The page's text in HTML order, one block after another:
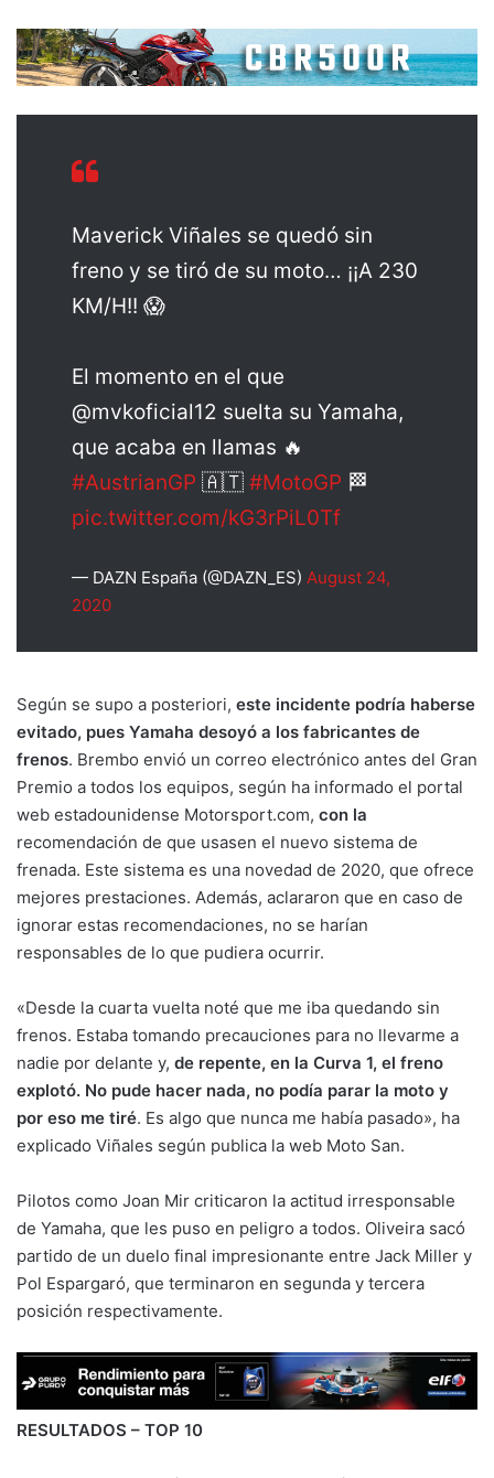
Maverick Viñales se quedó sin
freno y se tiró de su moto… ¡¡A 230
KM/H!! 😱
El momento en el que
@mvkoficial12 suelta su Yamaha,
que acaba en llamas 🔥
#AustrianGP 🇦🇹 #MotoGP 🏁
pic.twitter.com/kG3rPiL0Tf
— DAZN España (@DAZN_ES) August 24,
2020
Según se supo a posteriori, este incidente podría haberse
evitado, pues Yamaha desoyó a los fabricantes de
frenos. Brembo envió un correo electrónico antes del Gran
Premio a todos los equipos, según ha informado el portal
web estadounidense Motorsport.com, con la
recomendación de que usasen el nuevo sistema de
frenada. Este sistema es una novedad de 2020, que ofrece
mejores prestaciones. Además, aclararon que en caso de
ignorar estas recomendaciones, no se harían
responsables de lo que pudiera ocurrir.
«Desde la cuarta vuelta noté que me iba quedando sin
frenos. Estaba tomando precauciones para no llevarme a
nadie por delante y, de repente, en la Curva 1, el freno
explotó. No pude hacer nada, no podía parar la moto y
por eso me tiré. Es algo que nunca me había pasado», ha
explicado Viñales según publica la web Moto San.
Pilotos como Joan Mir criticaron la actitud irresponsable
de Yamaha, que les puso en peligro a todos. Oliveira sacó
partido de un duelo final impresionante entre Jack Miller y
Pol Espargaró, que terminaron en segunda y tercera
posición respectivamente.
RESULTADOS – TOP 10